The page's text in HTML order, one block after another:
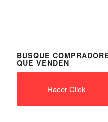
BUSQUE
QUE VENDEN
Hacer Click